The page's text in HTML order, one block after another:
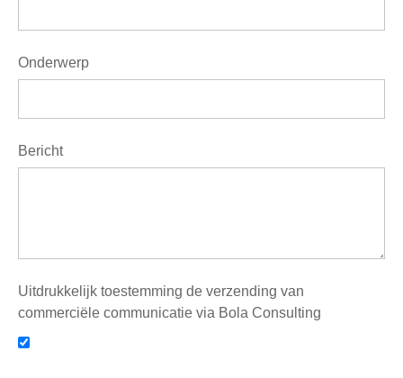
Onderwerp
Bericht
Uitdrukkelijk toestemming de verzending van
commerciële communicatie via Bola Consulting